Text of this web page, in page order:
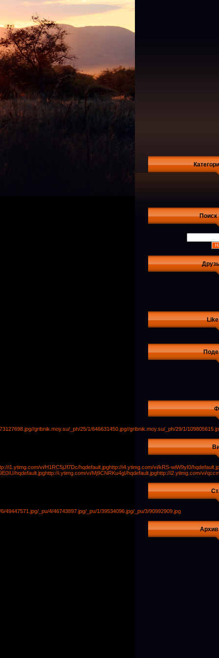
Поиск
//gribnik.moy.su/_ph/25/1/646631450.jpg//gribnik.moy.su/_ph/29/1/
i1.ytimg.com/vi/H1RC5jJf7Dc/hqdefault.jpghttp://i4.ytimg.com/vi/kRS-wiW9yI0/
hqdefault.jpghttp://i.ytimg.com/vi/Mj9CNRKu4gI/hqdefault.jpghttp://i2.ytimg.com/vi/
49447571.jpg/_pu/4/46743897.jpg/_pu/1/39534096.jpg/_pu/3/90992909.jpg
Архив